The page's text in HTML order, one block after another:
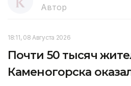
Автор
18:11, 08 Августа 2026
Почти 50 тысяч
Каменогорска